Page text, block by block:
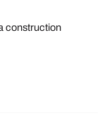
construction